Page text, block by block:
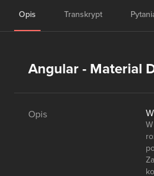
Opis Transkrypt
Angular - Material
Opis